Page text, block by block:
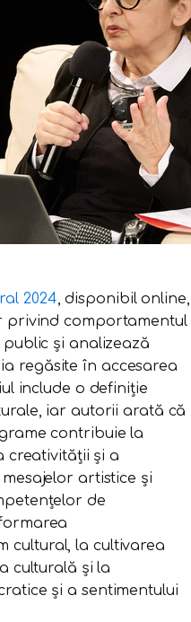
2024, disponibil online,
privind comportamentul
și analizează
regăsite în accesarea
include o definiție
iar autorii arată că
contribuie la
creativității și a
artistice și
de
cultural, la cultivarea
culturală și la
și a sentimentului